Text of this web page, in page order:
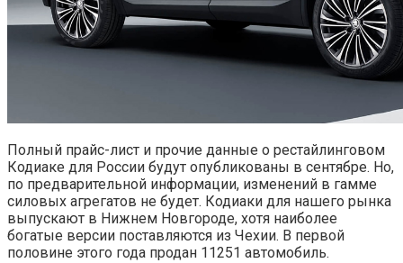
Полный прайс-лист и прочие данные о рестайлинговом
Кодиаке для России будут опубликованы в сентябре. Но,
по предварительной информации, изменений в гамме
силовых агрегатов не будет. Кодиаки для нашего рынка
выпускают в Нижнем Новгороде, хотя наиболее
богатые версии поставляются из Чехии. В первой
половине этого года продан 11251 автомобиль.